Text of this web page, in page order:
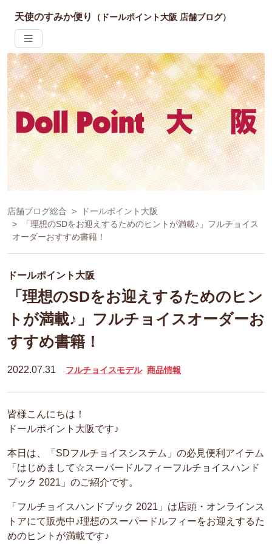
天使のすみか便り （ドールポイント大阪 店舗ブログ）
店舗ブログ総合
ドールポイント大阪
「理想のSDをお迎えするためのヒントが満載♪」フルチョイス
オーダーおすすめ書籍！
ドールポイント大阪
「理想のSDをお迎えするためのヒン
トが満載♪」フルチョイスオーダーお
すすめ書籍！
2022.07.31 フルチョイスモデル 商品情報
皆様こんにちは！
ドールポイント大阪です♪
本日は、「SDフルチョイスシステム」の必見便利アイテム
「はじめまして☆スーパードルフィーフルチョイスハンド
ブック 2021」のご紹介です。
「フルチョイスハンドブック 2021」は店頭・オンラインス
トアにて販売中♪理想のスーパードルフィーをお迎えするた
めのヒントが満載です♪